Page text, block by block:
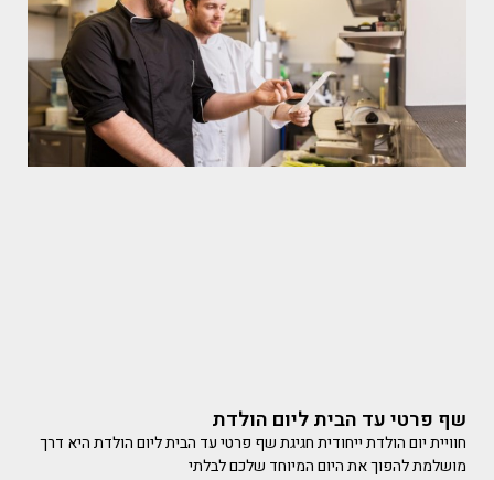
שף פרטי עד הבית ליום הולדת
חוויית יום הולדת ייחודית חגיגת שף פרטי עד הבית ליום הולדת היא דרך
מושלמת להפוך את היום המיוחד שלכם לבלתי